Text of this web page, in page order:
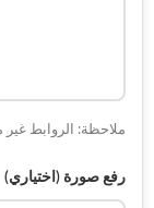
ملاحظة: الروابط
رفع صورة (اختياري)